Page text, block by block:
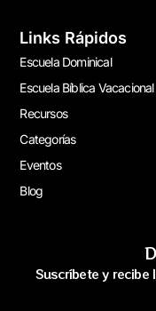
Links Rápidos
Escuela Dominical
Escuela Bíblica Vacacional
Recursos
Categorías
Eventos
Blog
Suscríbete y recibe